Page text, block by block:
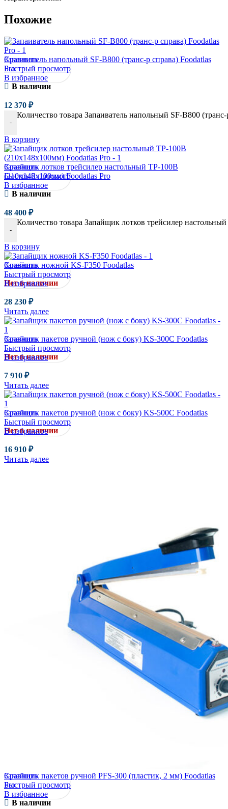
Похожие
Сравнить
Быстрый просмотр
В избранное
Запаиватель напольный SF-B800 (транс-р справа) Foodatlas
Pro
В наличии
12 370 ₽
-
Количество товара Запаиватель напольный SF-B800
В корзину
Сравнить
Быстрый просмотр
В избранное
Запайщик лотков трейсилер настольный TP-100B
(210х148х100мм) Foodatlas Pro
В наличии
48 400 ₽
-
Количество товара Запайщик лотков трейсилер
В корзину
Сравнить
Быстрый просмотр
В избранное
Запайщик ножной KS-F350 Foodatlas
Нет в наличии
28 230 ₽
Читать далее
Сравнить
Быстрый просмотр
В избранное
Запайщик пакетов ручной (нож с боку) KS-300C Foodatlas
Нет в наличии
7 910 ₽
Читать далее
Сравнить
Быстрый просмотр
В избранное
Запайщик пакетов ручной (нож с боку) KS-500C Foodatlas
Нет в наличии
16 910 ₽
Читать далее
Сравнить
Быстрый просмотр
В избранное
Запайщик пакетов ручной PFS-300 (пластик, 2 мм) Foodatlas
Pro
В наличии